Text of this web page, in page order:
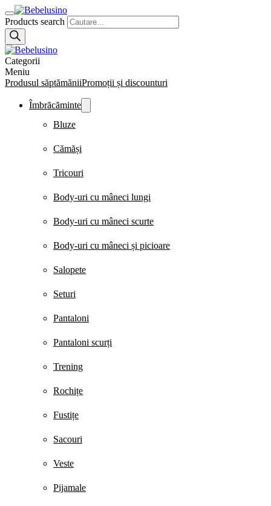
Products search
Categorii
Meniu
Produsul săptămăniiPromoții și discounturi
Îmbrăcăminte
Bluze
Cămăși
Tricouri
Body-uri cu mâneci lungi
Body-uri cu mâneci scurte
Body-uri cu mâneci și picioare
Salopete
Seturi
Pantaloni
Pantaloni scurți
Trening
Rochițe
Fustițe
Sacouri
Veste
Pijamale